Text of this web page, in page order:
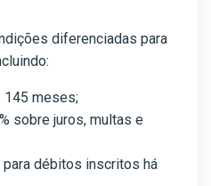
diferenciadas para
145 meses;
sobre juros, multas e
débitos inscritos há